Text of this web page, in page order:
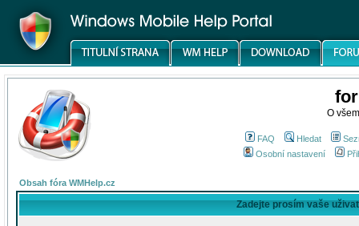
O
FAQ Hledat
Osobní nastavení
Obsah fóra WMHelp.cz
Zadejte prosím vaše